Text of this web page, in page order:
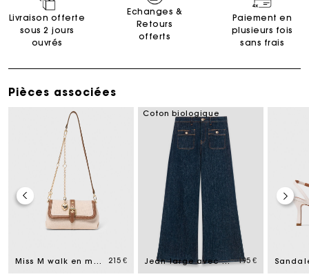
Livraison offerte
sous 2 jours
ouvrés
Echanges &
Retours
offerts
Paiement en
plusieurs fois
sans frais
Pièces associées
Miss M walk en mix toile et cuir 215 €
Coton biologique
Jean large avec poches plaquées 195 €